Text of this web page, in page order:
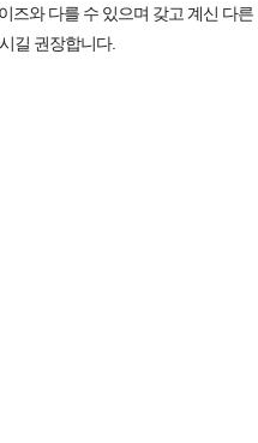
즈와 다를 수 있으며 갖고 계신 다른
길 권장합니다.